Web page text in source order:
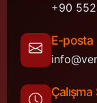
+90
E-posta